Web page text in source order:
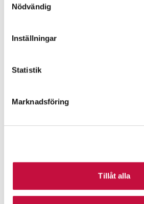
Nödvändig
Inställningar
Statistik
Marknadsföring
Tillåt alla